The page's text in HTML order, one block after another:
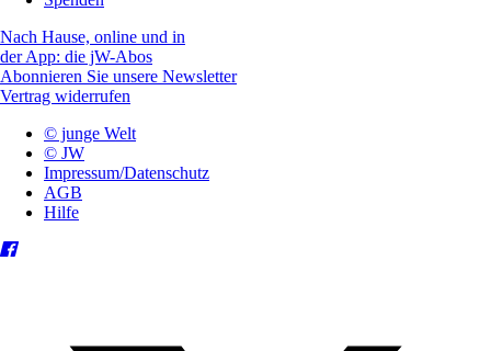
Nach Hause, online und in
der App: die jW-Abos
Abonnieren Sie unsere Newsletter
Vertrag widerrufen
© junge Welt
© JW
Impressum/Datenschutz
AGB
Hilfe